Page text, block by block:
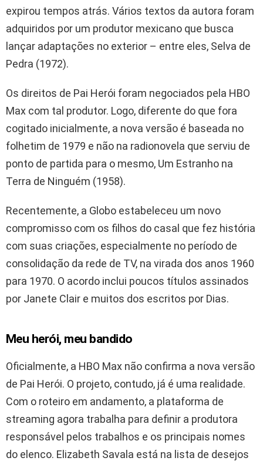
expirou tempos atrás. Vários textos da autora foram
adquiridos por um produtor mexicano que busca
lançar adaptações no exterior – entre eles, Selva de
Pedra (1972).
Os direitos de Pai Herói foram negociados pela HBO
Max com tal produtor. Logo, diferente do que fora
cogitado inicialmente, a nova versão é baseada no
folhetim de 1979 e não na radionovela que serviu de
ponto de partida para o mesmo, Um Estranho na
Terra de Ninguém (1958).
Recentemente, a Globo estabeleceu um novo
compromisso com os filhos do casal que fez história
com suas criações, especialmente no período de
consolidação da rede de TV, na virada dos anos 1960
para 1970. O acordo inclui poucos títulos assinados
por Janete Clair e muitos dos escritos por Dias.
Meu herói, meu bandido
Oficialmente, a HBO Max não confirma a nova versão
de Pai Herói. O projeto, contudo, já é uma realidade.
Com o roteiro em andamento, a plataforma de
streaming agora trabalha para definir a produtora
responsável pelos trabalhos e os principais nomes
do elenco. Elizabeth Savala está na lista de desejos